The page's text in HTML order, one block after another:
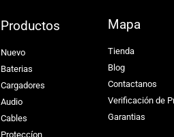
Productos
Nuevo
Baterias
Cargadores
Audio
Cables
Proteccíon
Mapa
Tienda
Blog
Contactanos
Verificación de
Garantias